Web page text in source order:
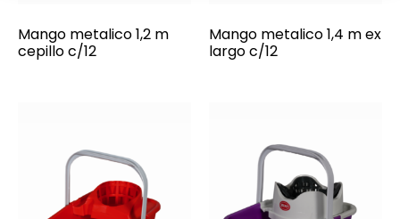
Mango metalico 1,2 m
cepillo c/12
Mango metalico 1,4 m ex
largo c/12